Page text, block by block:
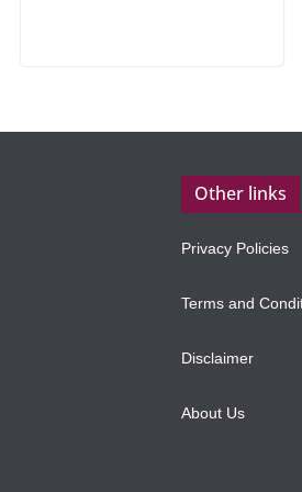
Other links
Privacy Policies
Terms and
Disclaimer
About Us